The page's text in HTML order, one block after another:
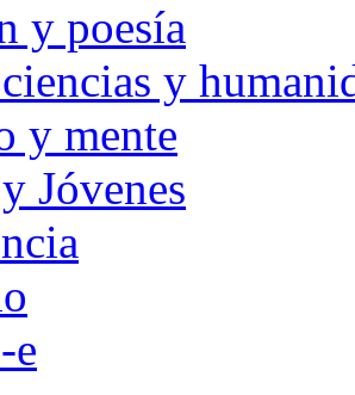
y poesía
y
y mente
Jóvenes
e